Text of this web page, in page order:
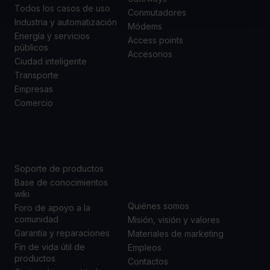
Todos los casos de uso
Industria y automatización
Energía y servicios
públicos
Ciudad inteligente
Transporte
Empresas
Comercio
Conmutadores
Módems
Access points
Accesorios
Soporte de productos
Base de conocimientos
wiki
Foro de apoyo a la
comunidad
Garantía y reparaciones
Fin de vida útil de
productos
Quiénes somos
Misión, visión y valores
Materiales de marketing
Empleos
Contactos